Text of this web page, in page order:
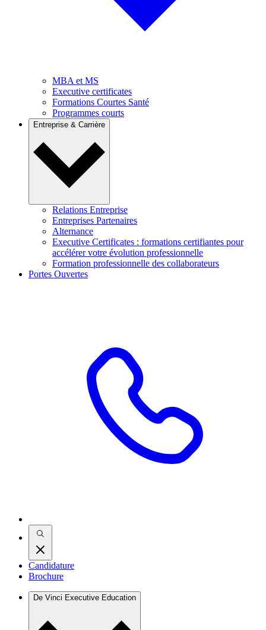
MBA et MS
Executive certificates
Formations Courtes Santé
Programmes courts
Entreprise & Carrière
Relations Entreprise
Entreprises Partenaires
Alternance
Executive Certificates : formations certifiantes pour
accélérer votre évolution professionnelle
Formation professionnelle des collaborateurs
Portes Ouvertes
Candidature
Brochure
De Vinci Executive Education